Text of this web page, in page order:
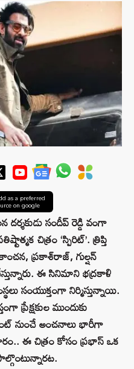
as a preferred
on google
సందీప్ రెడ్డి వంగా
చిత్రం ‘స్పిరిట్’. త్రిప్తి
ప్రకాశ్‌రాజ్‌, గుల్షన్
ఈ సినిమాని భద్రకాళి
సంయుక్తంగా నిర్మిస్తున్నాయి.
ప్రేక్షకుల ముందుకు
నుంచే అంచనాలు భారీగా
ఈ చిత్రం కోసం ప్రభాస్ ఒక